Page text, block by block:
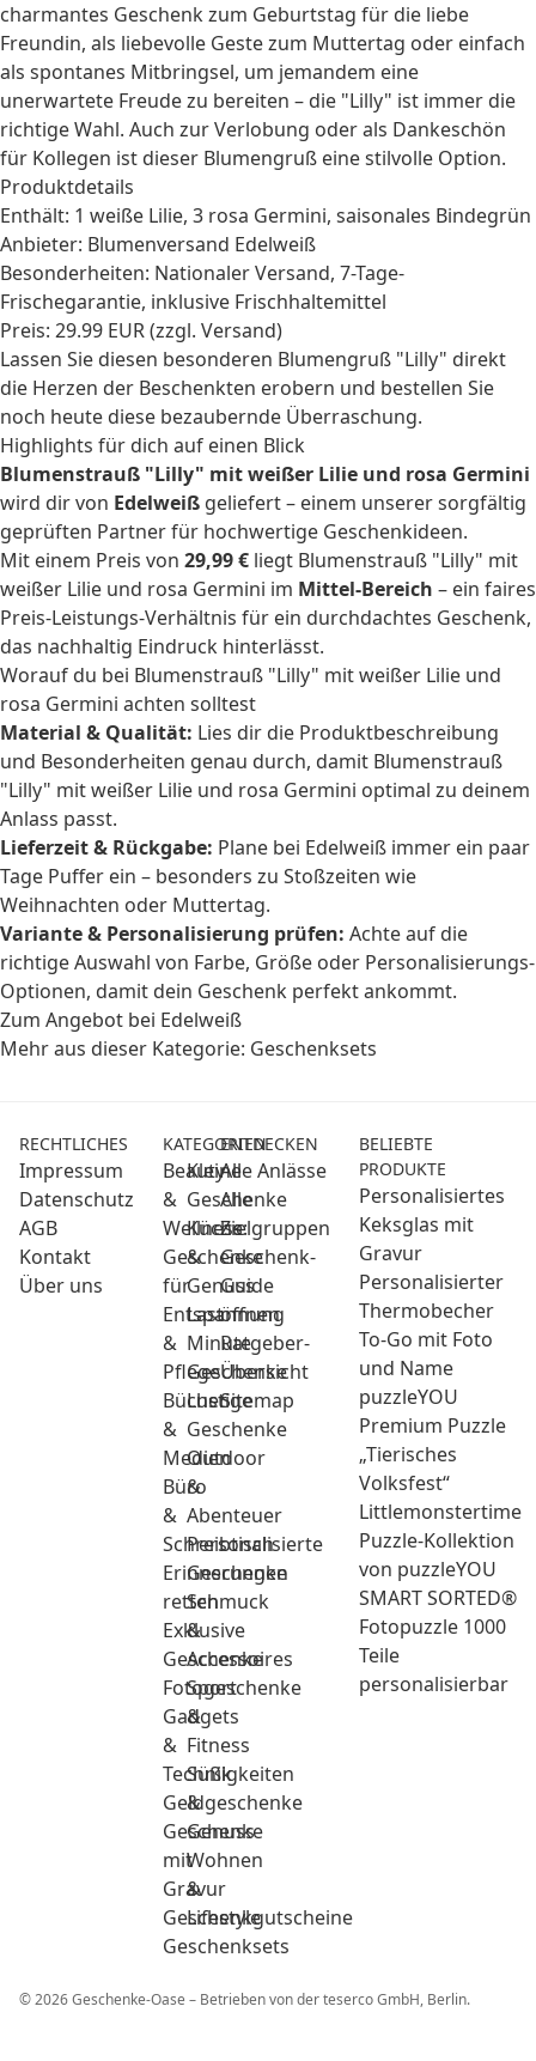
charmantes Geschenk zum Geburtstag für die liebe
Freundin, als liebevolle Geste zum Muttertag oder einfach
als spontanes Mitbringsel, um jemandem eine
unerwartete Freude zu bereiten – die "Lilly" ist immer die
richtige Wahl. Auch zurVerlobung oder als Dankeschön
für Kollegen ist dieser Blumengruß eine stilvolle Option.
Produktdetails
Enthält: 1 weiße Lilie, 3 rosa Germini, saisonales Bindegrün
Anbieter: Blumenversand Edelweiß
Besonderheiten: Nationaler Versand, 7-Tage-
Frischegarantie, inklusive Frischhaltemittel
Preis: 29.99 EUR (zzgl. Versand)
Lassen Sie diesen besonderen Blumengruß "Lilly" direkt
die Herzen der Beschenkten erobern und bestellen Sie
noch heute diese bezaubernde Überraschung.
Highlights für dich auf einen Blick
Blumenstrauß "Lilly" mit weißer Lilie und rosa Germini
wird dir von Edelweiß geliefert – einem unserer sorgfältig
geprüften Partner für hochwertige Geschenkideen.
Mit einem Preis von 29,99 € liegt Blumenstrauß "Lilly" mit
weißer Lilie und rosa Germini im Mittel-Bereich – ein faires
Preis-Leistungs-Verhältnis für ein durchdachtes Geschenk,
das nachhaltig Eindruck hinterlässt.
Worauf du bei Blumenstrauß "Lilly" mit weißer Lilie und
rosa Germini achten solltest
Material & Qualität: Lies dir die Produktbeschreibung
und Besonderheiten genau durch, damit Blumenstrauß
"Lilly" mit weißer Lilie und rosa Germini optimal zu deinem
Anlass passt.
Lieferzeit & Rückgabe: Plane bei Edelweiß immer ein paar
Tage Puffer ein – besonders zu Stoßzeiten wie
Weihnachten oder Muttertag.
Variante & Personalisierung prüfen: Achte auf die
richtige Auswahl von Farbe, Größe oder Personalisierungs-
Optionen, damit dein Geschenk perfekt ankommt.
Zum Angebot bei Edelweiß
Mehr aus dieser Kategorie: Geschenksets
RECHTLICHES
Impressum
Datenschutz
AGB
Kontakt
Über uns
KATEGORIEN
Beauty
&
Wellness:
Geschenke
für
Entspannung
&
Pflege
Bücher
&
Medien
Büro
&
Schreibtisch
Erinnerungen
retten
Exklusive
Geschenke
Fotogeschenke
Gadgets
&
Technik
Geldgeschenke
Geschenke
mit
Gravur
Geschenkgutscheine
Geschenksets
Kleine
Geschenke
Küche
&
Genuss
Last
Minute
Geschenke
Lustige
Geschenke
Outdoor
&
Abenteuer
Personalisierte
Geschenke
Schmuck
&
Accessoires
Sport
&
Fitness
Süßigkeiten
&
Genuss
Wohnen
&
Lifestyle
ENTDECKEN
Alle Anlässe
Alle
Zielgruppen
Geschenk-
Guide
öffnen
Ratgeber-
Übersicht
Sitemap
BELIEBTE
PRODUKTE
Personalisiertes
Keksglas mit
Gravur
Personalisierter
Thermobecher
To-Go mit Foto
und Name
puzzleYOU
Premium Puzzle
„Tierisches
Volksfest“
Littlemonstertime
Puzzle-Kollektion
von puzzleYOU
SMART SORTED®
Fotopuzzle 1000
Teile
personalisierbar
© 2026 Geschenke-Oase – Betrieben von der teserco GmbH, Berlin.